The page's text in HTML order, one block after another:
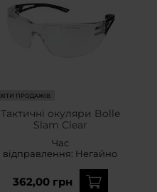
ХІТИ ПРОДАЖІВ
Тактичні окуляри Bolle
Slam Clear
Час
відправлення: Негайно
362,00 грн